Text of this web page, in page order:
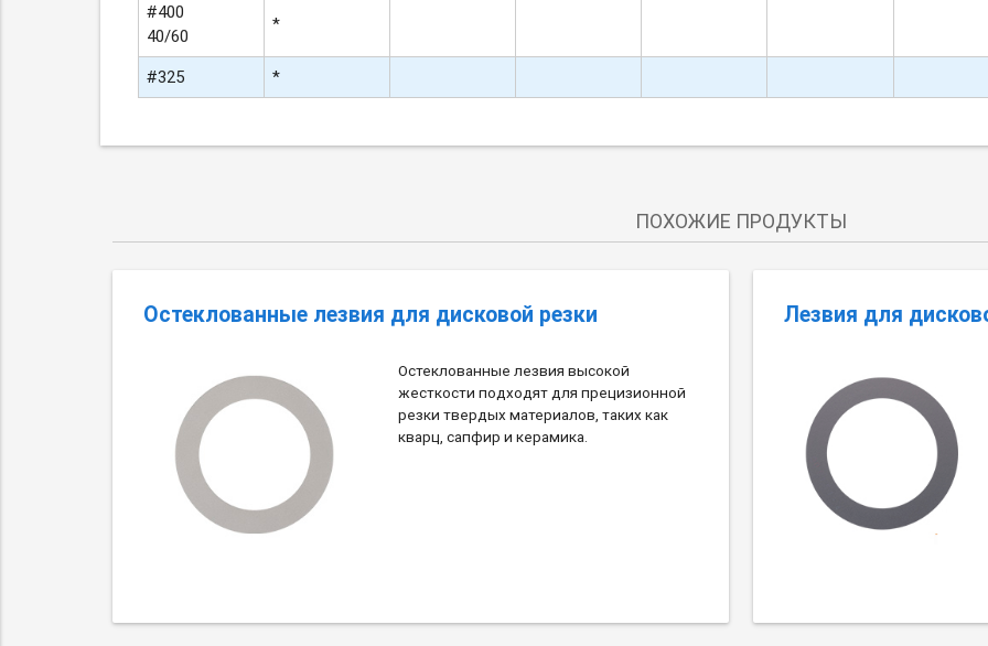
#400
40/60
*
#325 *
ПОХОЖИЕ ПРОДУКТЫ
Остеклованные лезвия для дисковой резки
Остеклованные лезвия высокой
жесткости подходят для прецизионной
резки твердых материалов, таких как
кварц, сапфир и керамика.
Лезвия для